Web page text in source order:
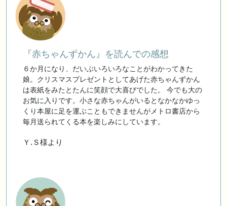
『赤ちゃんずかん』を読んでの感想
６か月になり、だいぶいろいろなことがわかってきた
娘。クリスマスプレゼントとしてあげた赤ちゃんずかん
は表紙をみたとたんに笑顔で大喜びでした。 今でも大の
お気に入りです。小さな赤ちゃんがいるとなかなかゆっ
くり本屋に足を運ぶこともできませんがメトロ書店から
毎月送られてくる本を楽しみにしています。
Ｙ.Ｓ様より